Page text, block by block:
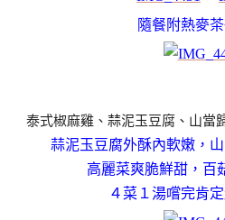
隨餐附熱麥
泰式椒麻雞、蒜泥玉豆腐、山當
蒜泥玉豆腐外酥內軟嫩，
高麗菜爽脆鮮甜，百
４菜１湯嚐完肯